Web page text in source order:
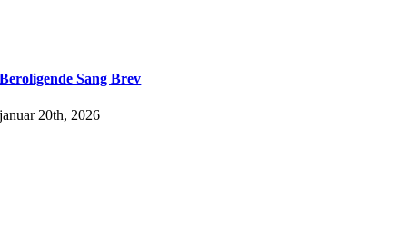
Beroligende Sang Brev
januar 20th, 2026